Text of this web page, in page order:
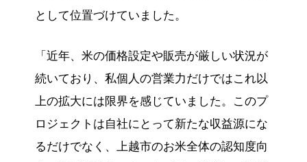
として位置づけていました。
「近年、米の価格設定や販売が厳しい状況が
続いており、私個人の営業力だけではこれ以
上の拡大には限界を感じていました。このプ
ロジェクトは自社にとって新たな収益源にな
るだけでなく、上越市のお米全体の認知度向